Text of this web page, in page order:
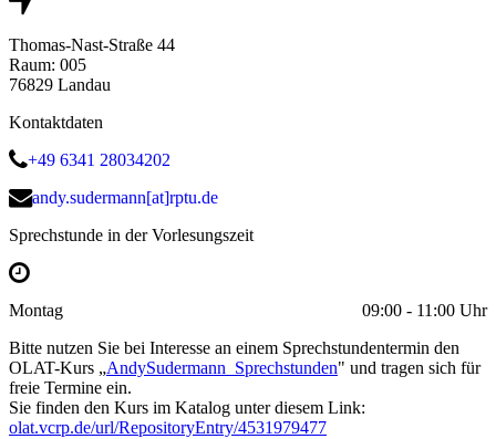
Thomas-Nast-Straße 44
Raum: 005
76829 Landau
Kontaktdaten
+49 6341 28034202
andy.sudermann[at]rptu.de
Sprechstunde in der Vorlesungszeit
Montag
09:00 - 11:00 Uhr
Bitte nutzen Sie bei Interesse an einem Sprechstundentermin den
OLAT-Kurs „AndySudermann_Sprechstunden" und tragen sich für
freie Termine ein.
Sie finden den Kurs im Katalog unter diesem Link:
olat.vcrp.de/url/RepositoryEntry/4531979477